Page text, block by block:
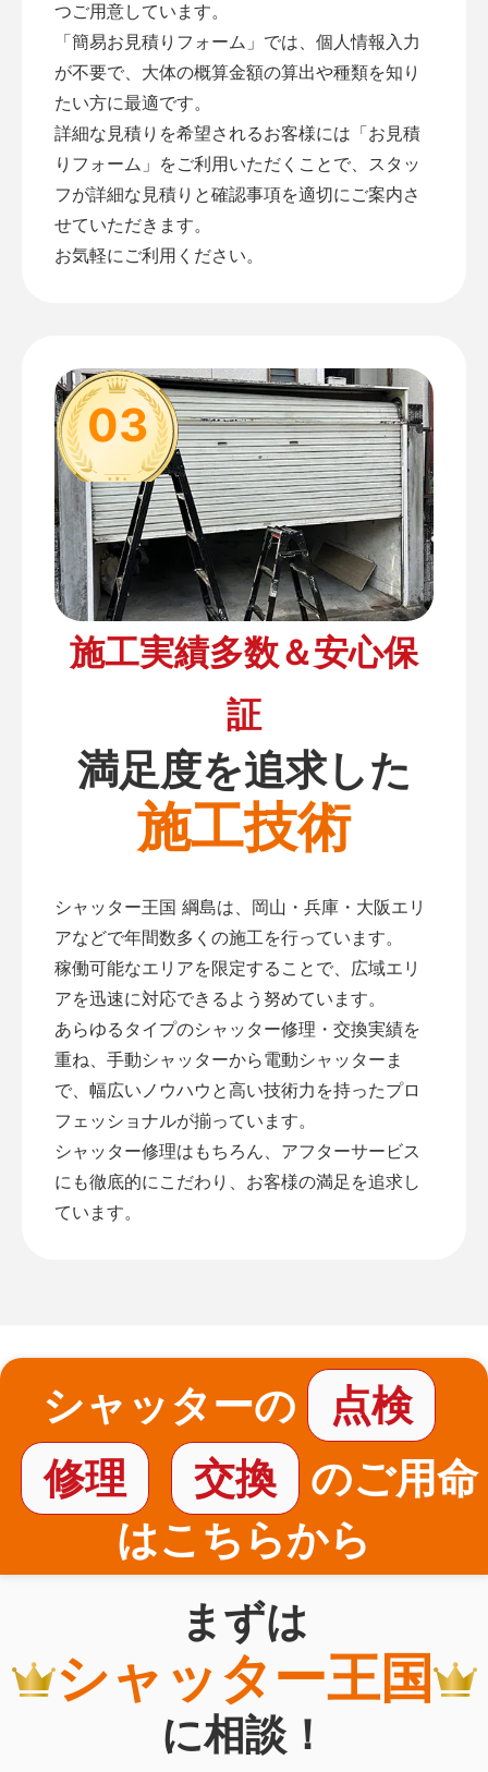
つご用意しています。
「簡易お見積りフォーム 」では、個人情報入力
が不要で、大体の概算金額の算出や種類を知り
たい方に最適です。
詳細な見積りを希望されるお客様には「お見積
りフォーム 」をご利用いただくことで、スタッ
フが詳細な見積りと確認事項を適切にご案内さ
せていただきます。
お気軽にご利用ください。
03
施工実績多数＆安心保
証
満足度を追求した
施工技術
シャッター王国 綱島は、岡山・兵庫・大阪エリ
アなどで年間数多くの施工を行っています。
稼働可能なエリアを限定することで、広域エリ
アを迅速に対応できるよう努めています。
あらゆるタイプのシャッター修理・交換実績を
重ね、手動シャッターから電動シャッターま
で、幅広いノウハウと高い技術力を持ったプロ
フェッショナルが揃っています。
シャッター修理はもちろん、アフターサービス
にも徹底的にこだわり、お客様の満足を追求し
ています。
シャッターの
点検
修理
交換
のご用命
はこちらから
まずは
シャッター王国
に相談！